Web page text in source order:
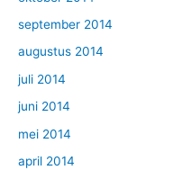
september 2014
augustus 2014
juli 2014
juni 2014
mei 2014
april 2014